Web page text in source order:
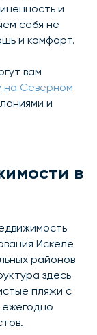
и
себя не
и комфорт.
вам
на Северном
и
в
Искеле
районов
здесь
пляжи с